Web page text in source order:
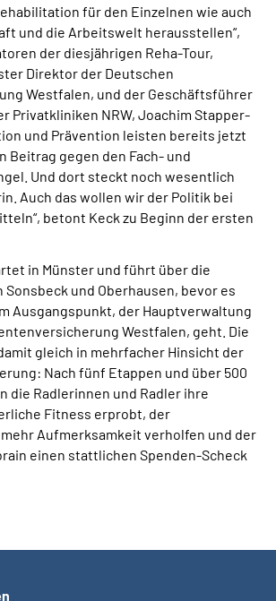
für den Einzelnen wie auch
und die Arbeitswelt herausstellen“,
der diesjährigen Reha-Tour,
Direktor der Deutschen
Westfalen, und der Geschäftsführer
Privatkliniken NRW, Joachim Stapper-
und Prävention leisten bereits jetzt
Beitrag gegen den Fach- und
Und dort steckt noch wesentlich
Auch das wollen wir der Politik bei
betont Keck zu Beginn der ersten
in Münster und führt über die
Sonsbeck und Oberhausen, bevor es
Ausgangspunkt, der Hauptverwaltung
Westfalen, geht. Die
gleich in mehrfacher Hinsicht der
Nach fünf Etappen und über 500
die Radlerinnen und Radler ihre
Fitness erprobt, der
Aufmerksamkeit verholfen und der
einen stattlichen Spenden-Scheck